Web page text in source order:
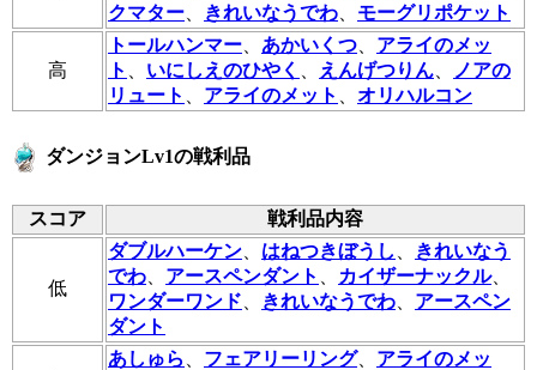
クマター
きれいなうでわ モーグリポケット
高
トールハンマー あかいくつ
アライのメッ
ト
いにしえのひやく えんげつりん
ノアの
リュート
アライのメット オリハルコン
ダンジョンLv1の戦利品
スコア 戦利品内容
低
ダブルハーケン はねつきぼうし
きれいなう
でわ
アースペンダント カイザーナックル、
ワンダーワンド
きれいなうでわ
アースペン
ダント
あしゅら フェアリーリング、 アライのメッ